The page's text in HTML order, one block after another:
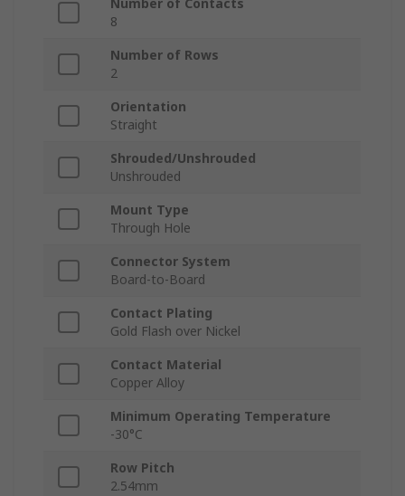
Number of Contacts
8
Number of Rows
2
Orientation
Straight
Shrouded/Unshrouded
Unshrouded
Mount Type
Through Hole
Connector System
Board-to-Board
Contact Plating
Gold Flash over Nickel
Contact Material
Copper Alloy
Minimum Operating Temperature
-30°C
Row Pitch
2.54mm